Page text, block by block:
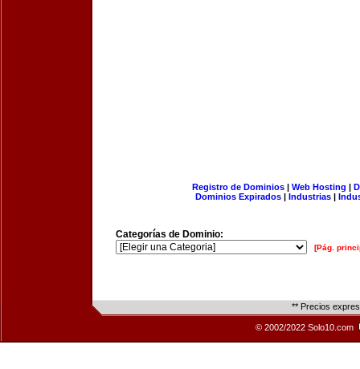
Registro de Dominios| Web Hosting |
Dominios Expirados | Industrias |
Categorías de Dominio:
[Pág.
** Precios
© 2002/2022 Solo10.com